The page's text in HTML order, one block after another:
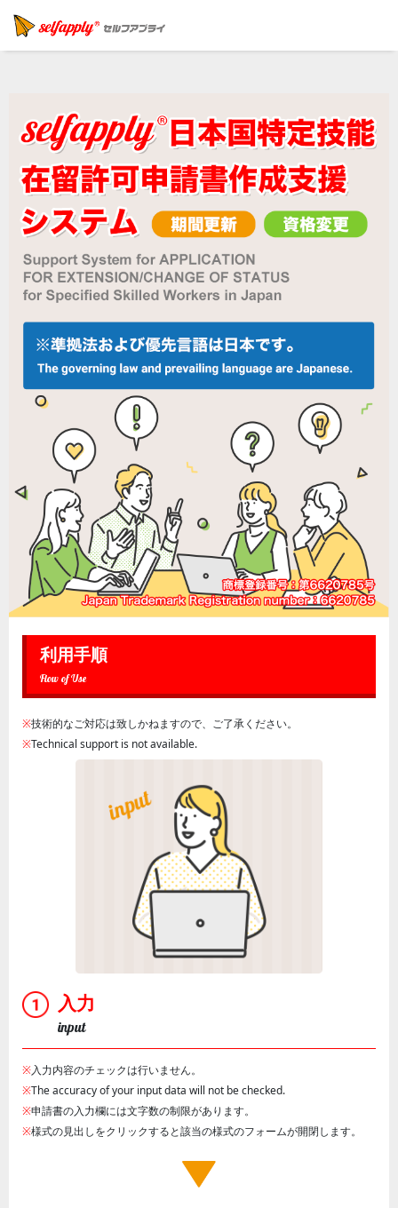
利用手順
Flow of Use
※技術的なご対応は致しかねますので、ご了承ください。
※Technical support is not available.
入力
input
※入力内容のチェックは行いません。
※The accuracy of your input data will not be checked.
※申請書の入力欄には文字数の制限があります。
※様式の見出しをクリックすると該当の様式のフォームが開閉します。